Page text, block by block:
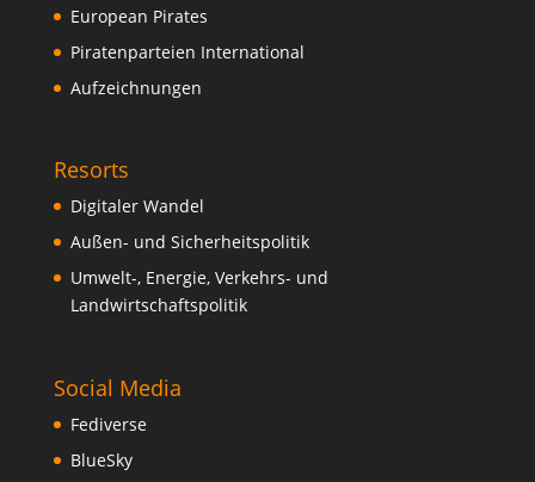
European Pirates
Piratenparteien International
Aufzeichnungen
Resorts
Digitaler Wandel
Außen- und Sicherheitspolitik
Umwelt-, Energie, Verkehrs- und
Landwirtschaftspolitik
Social Media
Fediverse
BlueSky